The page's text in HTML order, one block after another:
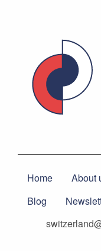
Home About
Blog